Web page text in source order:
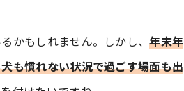
かもしれません。しかし、年末年
も慣れない状況で過ごす場面も出